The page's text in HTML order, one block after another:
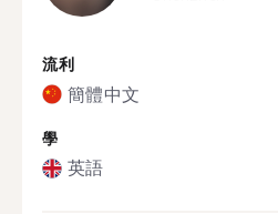
流利
簡體中文
學
英語